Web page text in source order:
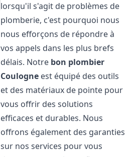
lorsqu'il s'agit de problèmes de
plomberie, c'est pourquoi nous
nous efforçons de répondre à
vos appels dans les plus brefs
délais. Notre bon plombier
Coulogne est équipé des outils
et des matériaux de pointe pour
vous offrir des solutions
efficaces et durables. Nous
offrons également des garanties
sur nos services pour vous